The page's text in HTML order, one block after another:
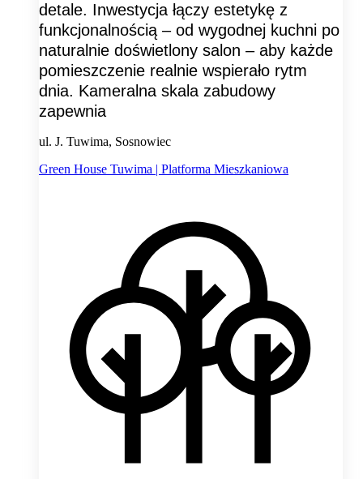
detale. Inwestycja łączy estetykę z
funkcjonalnością – od wygodnej kuchni po
naturalnie doświetlony salon – aby każde
pomieszczenie realnie wspierało rytm
dnia. Kameralna skala zabudowy
zapewnia
ul. J. Tuwima, Sosnowiec
Green House Tuwima | Platforma Mieszkaniowa